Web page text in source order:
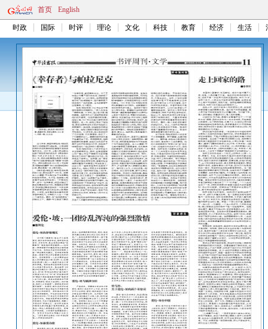
首页 English
时政 国际 时评 理论 文化 科技 教育 经济 生活